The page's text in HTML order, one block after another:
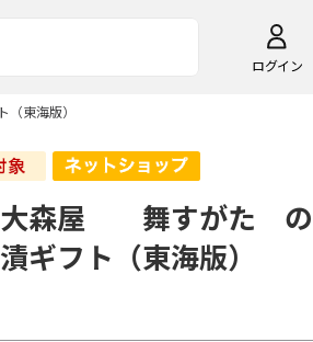
ログイン
東海版）
大森屋 舞すがた の
ギフト（東海版）